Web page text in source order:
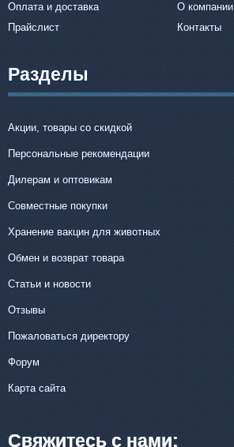
Оплата и доставка
О компании
Прайслист
Контакты
Разделы
Акции, товары со скидкой
Персональные рекомендации
Дилерам и оптовикам
Совместные покупки
Хранение вакцин для животных
Обмен и возврат товара
Статьи и новости
Отзывы
Пожаловаться директору
Форум
Карта сайта
Свяжитесь с нами: